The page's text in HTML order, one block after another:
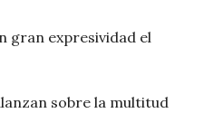
gran expresividad el
sobre la multitud